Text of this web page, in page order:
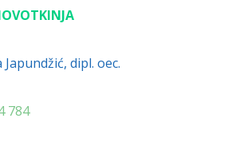
Japundžić, dipl. oec.
784